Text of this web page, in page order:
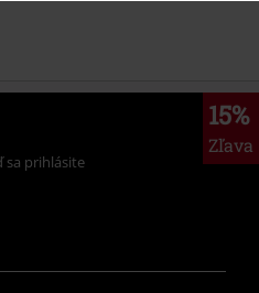
15%
Zľava
sa prihlásite